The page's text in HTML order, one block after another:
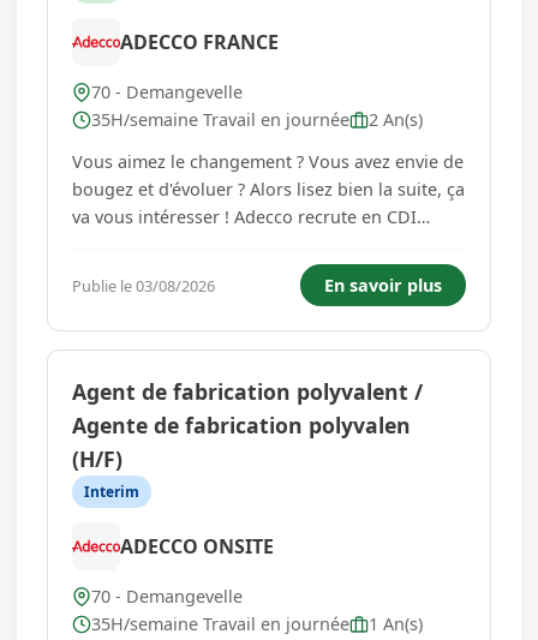
ADECCO FRANCE
70 - Demangevelle
35H/semaine Travail en journée
2 An(s)
Vous aimez le changement ? Vous avez envie de
bougez et d'évoluer ? Alors lisez bien la suite, ça
va vous intéresser ! Adecco recrute en CDI
stabiliser (c'est un VRAI CDI, si, si) , c'est un réel
tr...
Publie le 03/08/2026 En savoir plus
Agent de fabrication polyvalent /
Agente de fabrication polyvalen
(H/F)
Interim
ADECCO ONSITE
70 - Demangevelle
35H/semaine Travail en journée
1 An(s)